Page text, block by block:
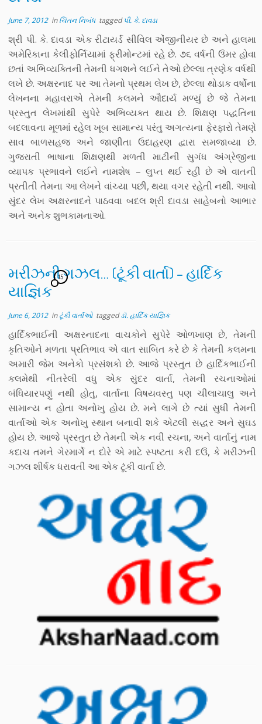
June 7, 2012inચિંતન નિબંધ taggedપી. કે. દાવડા
શ્રી પી. કે. દાવડા એક રીટાયર્ડ સીવિલ એંજીનીયર છે અને હાલમા
અમેરિકાના કેલીફોર્નિયામાં ફ્રીમોન્ટમાં રહે છે. ૭૬ વર્ષની ઉંમર હોવા
છતાં અભિવ્યક્તિની તેમની ધગશને લઈને તેઓ છેલ્લા ત્રણેક વર્ષથી
લખે છે. અક્ષરનાદ પર આ તેમનો પ્રથમ લેખ છે, છેલ્લા થોડાક વર્ષોના
લેખનના મહાવરાએ તેમની કલમને ઔદાર્ય મળ્યું છે જે તેમના
પ્રસ્તુત લેખમાંથી સુપેરે અભિવ્યક્ત થાય છે. શિક્ષણ પદ્ધતિના
બદલાવના મૂળમાં રહેલ ખૂબ સામાન્ય પરંતુ અગત્યના ફેરફારો તેમણે
સાવ બાળસહજ અને જાણીતા ઉદાહરણ દ્વારા સમજાવ્યા છે.
ગુજરાતી ભાષાના શિક્ષણથી મળતી માટીની સુગંધ અંગ્રેજીના
વ્યાપક પ્રભાવને લઈને નામશેષ – લુપ્ત થઈ રહી છે એ વાતની
પ્રતીતી તેમના આ લેખને વાંચ્યા પછી, થયા વગર રહેતી નથી. આવો
સુંદર લેખ અક્ષરનાદને પાઠવવા બદલ શ્રી દાવડા સાહેબનો આભાર
અને અનેક શુભકામનાઓ.
મરીઝની ગઝલ… (ટૂંકી વાર્તા) – હાર્દિક
યાજ્ઞિક
15
June 6, 2012inટૂંકી વાર્તાઓ taggedડૉ. હાર્દિક યાજ્ઞિક
હાર્દિકભાઈની અક્ષરનાદના વાચકોને સુપેરે ઓળખાણ છે, તેમની
કૃતિઓને મળતા પ્રતિભાવ એ વાત સાબિત કરે છે કે તેમની કલમના
અમારી જેમ અનેકો પ્રસંશકો છે. આજે પ્રસ્તુત છે હાર્દિકભાઈની
કલમેથી નીતરેલી વધુ એક સુંદર વાર્તા, તેમની રચનાઓમાં
બંધિયારપણું નથી હોતુ, વાર્તાના વિષયવસ્તુ પણ ચીલાચાલુ અને
સામાન્ય ન હોતા અનોખુ હોય છે. મને લાગે છે ત્યાં સુધી તેમની
વાર્તાઓ એક અનોખુ સ્થાન બનાવી શકે એટલી સદ્ધર અને સુઘડ
હોય છે. આજે પ્રસ્તુત છે તેમની એક નવી રચના, અને વાર્તાનું નામ
કદાચ તમને ગેરમાર્ગે ન દોરે એ માટે સ્પષ્ટતા કરી દઉં, કે મરીઝની
ગઝલ શીર્ષક ધરાવતી આ એક ટૂંકી વાર્તા છે.